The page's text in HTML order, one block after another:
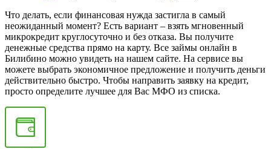
Что делать, если финансовая нужда застигла в самый
неожиданный момент? Есть вариант – взять мгновенный
микрокредит круглосуточно и без отказа. Вы получите
денежные средства прямо на карту. Все займы онлайн в
Билибино можно увидеть на нашем сайте. На сервисе вы
можете выбрать экономичное предложение и получить деньги
действительно быстро. Чтобы направить заявку на кредит,
просто определите лучшее для Вас МФО из списка.